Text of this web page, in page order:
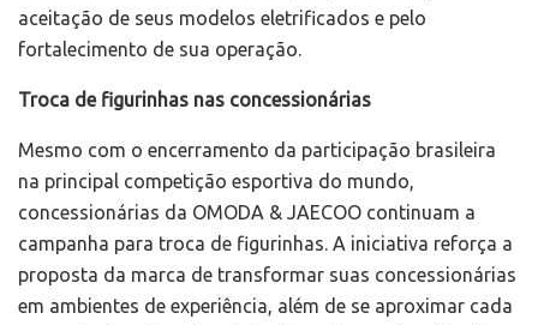
aceitação de seus modelos eletrificados e pelo
fortalecimento de sua operação.
Troca de figurinhas nas concessionárias
Mesmo com o encerramento da participação brasileira
na principal competição esportiva do mundo,
concessionárias da OMODA & JAECOO continuam a
campanha para troca de figurinhas. A iniciativa reforça a
proposta da marca de transformar suas concessionárias
em ambientes de experiência, além de se aproximar cada